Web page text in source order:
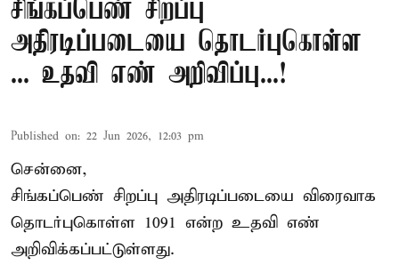
சிங்கப்பெண் சிறப்பு
அதிரடிப்படையை தொடர்புகொள்ள
... உதவி எண் அறிவிப்பு...!
Published on: 22 Jun 2026, 12:03 pm
சென்னை,
சிங்கப்பெண் சிறப்பு அதிரடிப்படையை விரைவாக
தொடர்புகொள்ள 1091 என்ற உதவி எண்
அறிவிக்கப்பட்டுள்ளது.